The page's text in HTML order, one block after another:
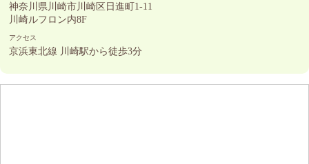
神奈川県川崎市川崎区日進町1-11
川崎ルフロン内8F
アクセス
京浜東北線 川崎駅から徒歩3分